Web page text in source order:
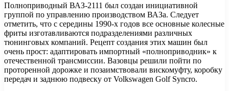
Полноприводный ВАЗ-2111 был создан инициативной
группой по управлению производством ВАЗа. Следует
отметить, что с середины 1990-х годов все основные колесные
фриты изготавливаются подразделениями различных
тюнинговых компаний. Рецепт создания этих машин был
очень прост: адаптировать импортный «полноприводник» к
отечественной трансмиссии. Вазовцы решили пойти по
проторенной дорожке и позаимствовали вискомуфту, коробку
передач и заднюю подвеску от Volkswagen Golf Syncro.